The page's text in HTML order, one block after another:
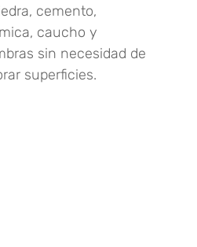
cemento,
caucho y
sin necesidad de
superficies.